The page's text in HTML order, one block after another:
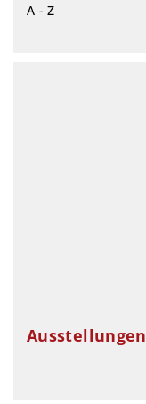
A - Z
Ausstellungen